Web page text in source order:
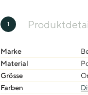
1
Marke
Material
Grösse
Farben